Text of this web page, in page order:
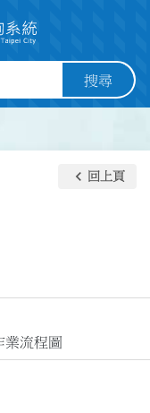
搜尋
keyboard_arrow_left 回上頁
流程圖